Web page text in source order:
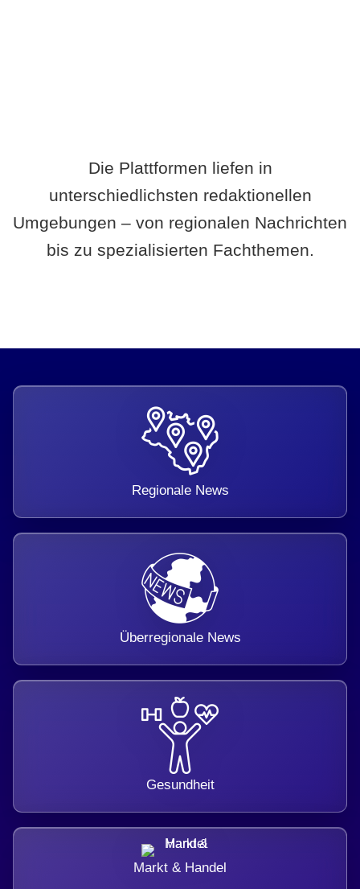
Die Plattformen liefen in
unterschiedlichsten redaktionellen
Umgebungen – von regionalen Nachrichten
bis zu spezialisierten Fachthemen.
Regionale News
Überregionale News
Gesundheit
Markt & Handel